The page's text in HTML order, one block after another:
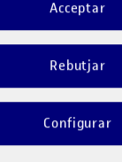
Rebutjar
Acceptar
Configurar